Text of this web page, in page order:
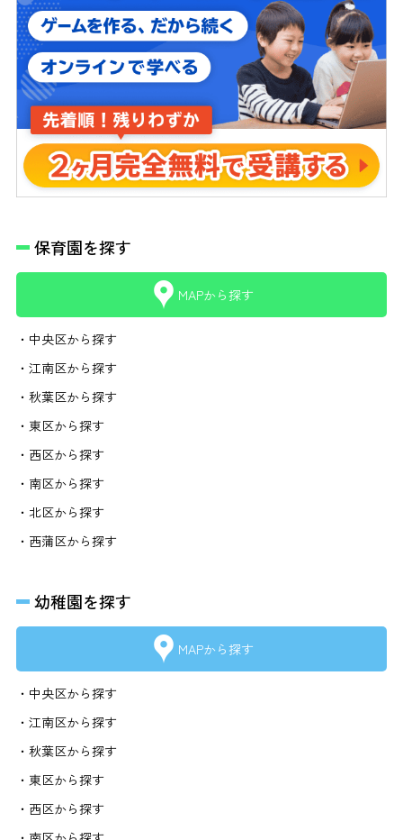
保育園を探す
MAPから探す
・中央区から探す
・江南区から探す
・秋葉区から探す
・東区から探す
・西区から探す
・南区から探す
・北区から探す
・西蒲区から探す
幼稚園を探す
MAPから探す
・中央区から探す
・江南区から探す
・秋葉区から探す
・東区から探す
・西区から探す